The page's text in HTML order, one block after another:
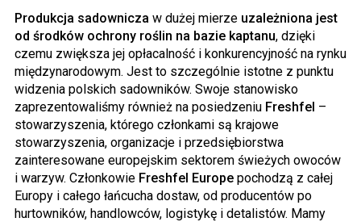
Produkcja sadownicza w dużej mierze uzależniona jest
od środków ochrony roślin na bazie kaptanu, dzięki
czemu zwiększa jej opłacalność i konkurencyjność na rynku
międzynarodowym. Jest to szczególnie istotne z punktu
widzenia polskich sadowników. Swoje stanowisko
zaprezentowaliśmy również na posiedzeniu Freshfel –
stowarzyszenia, którego członkami są krajowe
stowarzyszenia, organizacje i przedsiębiorstwa
zainteresowane europejskim sektorem świeżych owoców
i warzyw. Członkowie Freshfel Europe pochodzą z całej
Europy i całego łańcucha dostaw, od producentów po
hurtowników, handlowców, logistykę i detalistów. Mamy